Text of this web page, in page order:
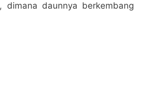
dimana daunnya berkembang